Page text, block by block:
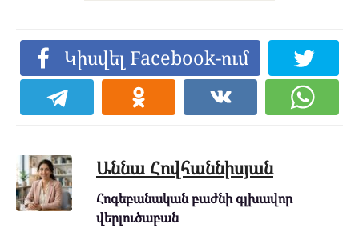
Կիսվել Facebook-ում
Աննա Հովհաննիսյան
Հոգեբանական բաժնի գլխավոր
վերլուծաբան